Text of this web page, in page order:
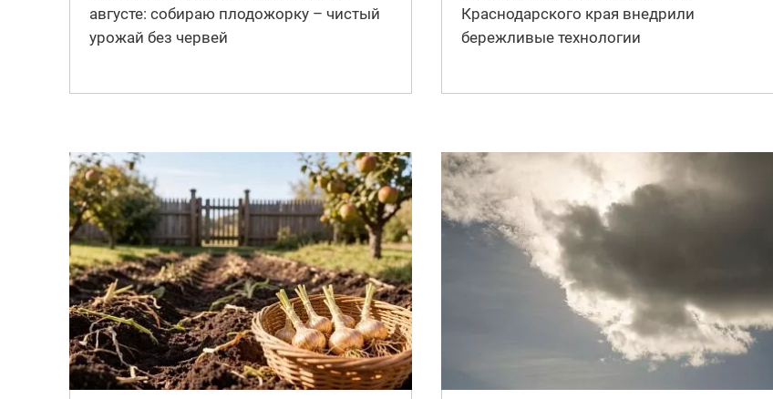
августе: собираю плодожорку – чистый
урожай без червей
Краснодарского края внедрили
бережливые технологии